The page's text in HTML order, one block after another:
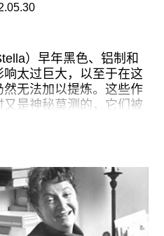
外一些人觉得很陌生。
报》给了我一个机会，
而可以进一步对嗅觉艺
得自己还想对此进行更
以做个策展人，启蒙
们做更多的事，将香水
）早年黑色、铝制和
太过巨大，以至于在这
无法加以提炼。这些作
是神秘莫测的，它们被
多色和丰富的作品——19
”和接踵而来的更加巴洛
增加了难度。（在1971
）狡猾地提出一条普遍
术家在人生中的一个阶段